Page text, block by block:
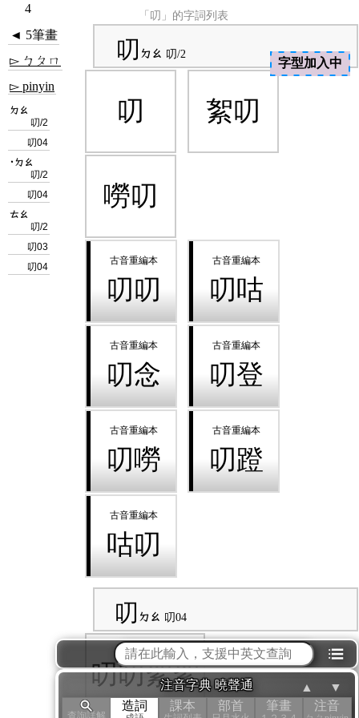
「叨」的字詞列表
◄ 5筆畫
▻ ㄅㄆㄇ
▻ pinyin
ㄉㄠ
叨/2
叨04
˙ㄉㄠ
叨/2
叨04
ㄊㄠ
叨/2
叨03
叨04
叨 ㄉㄠ 叨/2
叨 絮叨
嘮叨
叨叨 叨咕
叨念 叨登
叨嘮 叨蹬
咕叨
叨 ㄉㄠ 叨04
叨叨絮絮
⁝☰
注音字典 曉聲通
造詞 課本 部首 筆畫 注音
▲ ▼
4
字型加入中